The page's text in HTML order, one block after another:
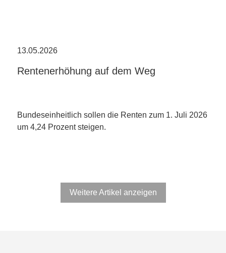
13.05.2026
Rentenerhöhung auf dem Weg
Bundeseinheitlich sollen die Renten zum 1. Juli 2026
um 4,24 Prozent steigen.
Weitere Artikel anzeigen